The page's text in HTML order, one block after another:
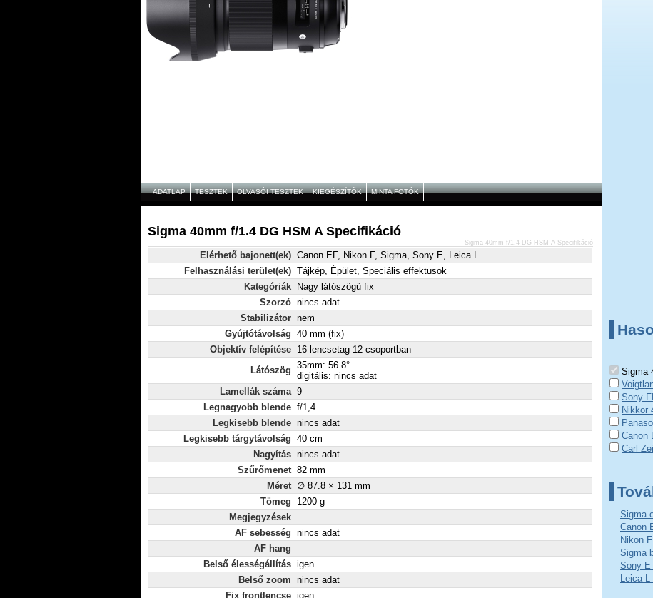
ADATLAP TESZTEK OLVASÓI TESZTEK KIEGÉSZÍTŐK MINTA FOTÓK
Sigma 40mm f/1.4 DG HSM A Specifikáció
Elérhető bajonett(ek) Canon EF, Nikon F, Sigma, Sony E, Leica L
Felhasználási terület(ek) Tájkép, Épület, Speciális effektusok
Kategóriák
Nagy látószögű fix
Szorzó nincs adat
Stabilizátor nem
Gyújtótávolság 40 mm (fix)
Objektív felépítése 16 lencsetag 12 csoportban
Látószög 35mm: 56.8°
digitális: nincs adat
Lamellák száma 9
Legnagyobb blende f/1,4
Legkisebb blende nincs adat
Legkisebb tárgytávolság 40 cm
Nagyítás nincs adat
Szűrőmenet 82 mm
Méret ∅ 87.8 × 131 mm
Tömeg
1200 g
Megjegyzések
AF sebesség nincs adat
AF hang
Belső élességállítás igen
Belső zoom nincs adat
Fix frontlencse igen
Sigma 40mm f/1.4 DG HSM A Specifikáció
Sigma
Sony
Nikkor
Canon
Carl
Sigma
Canon
Nikon
Sigma
Sony
Leica